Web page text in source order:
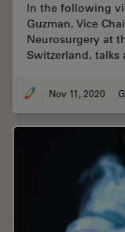
In the following
Guzman, Vice
Neurosurgery at
Switzerland,
Nov 11, 2020